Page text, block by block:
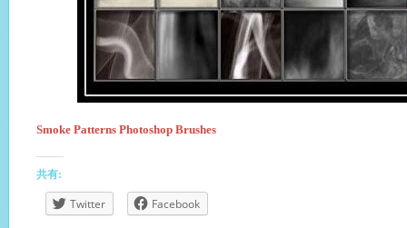
Smoke Patterns Photoshop Brushes
共有:
Twitter Facebook